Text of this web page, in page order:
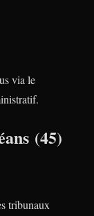
via le
(45)
tribunaux